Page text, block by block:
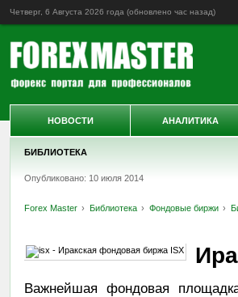
Четверг, 6 Августа 2026 года (обновлено час назад)
БИБЛИОТЕКА
Опубликовано: 10 июля 2014
Forex Master Библиотека Фондовые биржи
Важнейшая фондовая
НОВОСТИ АНАЛИТИКА